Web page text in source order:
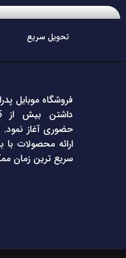
تحویل سریع
فروشگاه موبایل
حضوری آغاز
ارائه محصولات
سریع ترین زمان